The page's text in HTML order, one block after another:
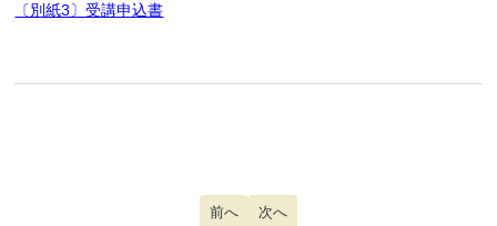
〔別紙3〕受講申込書
前の記事へ: 日本医師会認定産業医制度基
前へ 次の記事へ: MERSの院外掲示用ポ
次へ